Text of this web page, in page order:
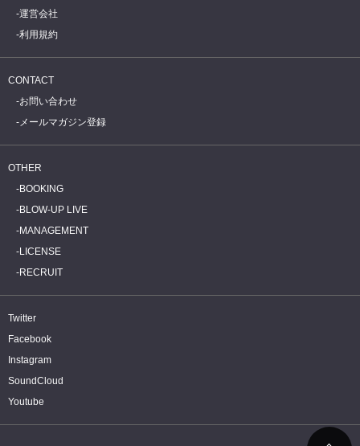
運営会社
利用規約
CONTACT
お問い合わせ
メールマガジン登録
OTHER
BOOKING
BLOW-UP LIVE
MANAGEMENT
LICENSE
RECRUIT
Twitter
Facebook
Instagram
SoundCloud
Youtube